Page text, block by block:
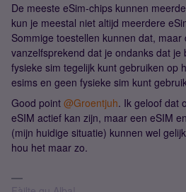
De meeste eSim-chips kunnen
kun je meestal niet altijd meerdere
Sommige toestellen kunnen dat,
vanzelfsprekend dat je ondanks dat je
fysieke sim tegelijk kunt gebruiken op
esims en geen fysieke sim kunt
Good point @Groentjuh. Ik geloof dat
eSIM actief kan zijn, maar een eSIM
(mijn huidige situatie) kunnen wel
hou het maar zo.